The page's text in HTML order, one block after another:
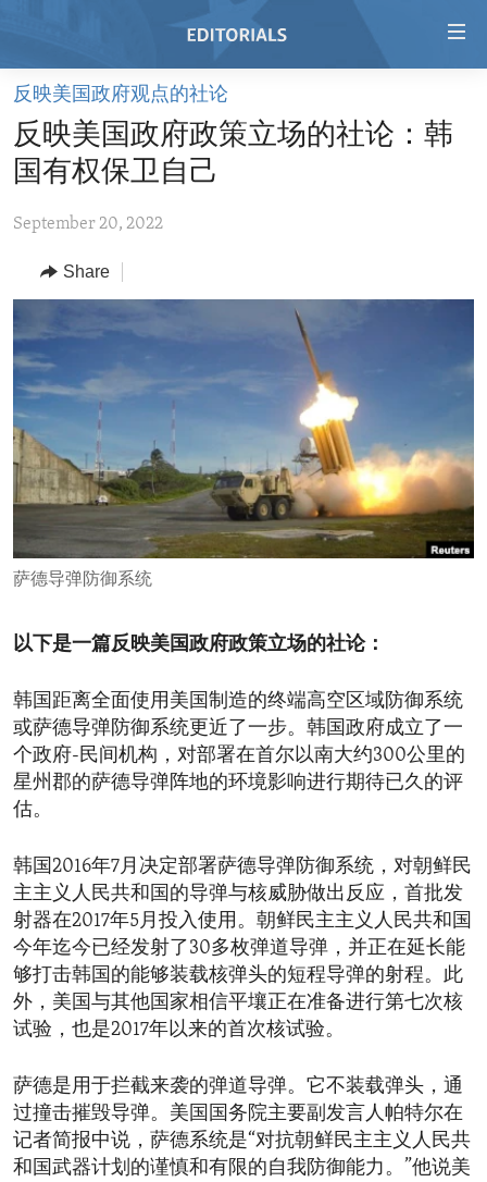
Skip
main
content
to
Navigation
Skip
to
Search
HOME
VIDEO
REGIONS
AFRICA
ASIA
EUROPE
MIDDLE EAST
TOPICS
SECURITY AND DEFENSE
AID AND DEVELOPMENT
DEMOCRACY AND GOVERNANCE
ECONOMY AND TRADE
ENVIRONMENT AND HEALTH
IDEALS AND INSTITUTIONS
ABOUT US
FOLLOW US
反映美国政府观点的社论
反映美国政府政策立场的社论：韩
国有权保卫自己
September 20, 2022
Share
萨德导弹防御系统
以下是一篇反映美国政府政策立场的社论：
韩国距离全面使用美国制造的终端高空区域防御系统
或萨德导弹防御系统更近了一步。韩国政府成立了一
个政府-民间机构，对部署在首尔以南大约300公里的
星州郡的萨德导弹阵地的环境影响进行期待已久的评
估。
韩国2016年7月决定部署萨德导弹防御系统，对朝鲜民
主主义人民共和国的导弹与核威胁做出反应，首批发
射器在2017年5月投入使用。朝鲜民主主义人民共和国
今年迄今已经发射了30多枚弹道导弹，并正在延长能
够打击韩国的能够装载核弹头的短程导弹的射程。此
外，美国与其他国家相信平壤正在准备进行第七次核
试验，也是2017年以来的首次核试验。
萨德是用于拦截来袭的弹道导弹。它不装载弹头，通
过撞击摧毁导弹。美国国务院主要副发言人帕特尔在
记者简报中说，萨德系统是“对抗朝鲜民主主义人民共
和国武器计划的谨慎和有限的自我防御能力。”他说美